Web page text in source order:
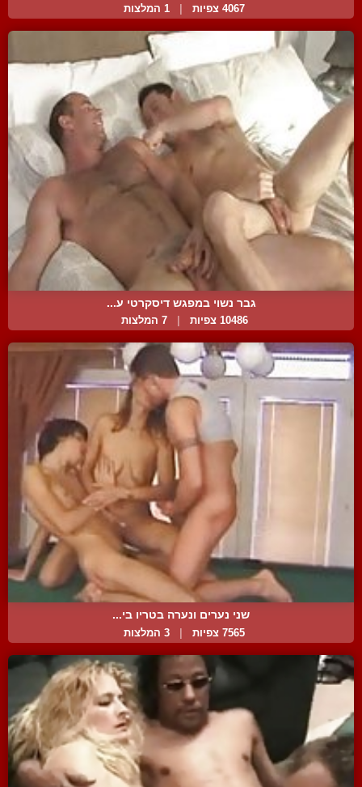
4067 צפיות | 1 המלצות
גבר נשוי במפגש דיסקרטי ע...
10486 צפיות 7 המלצות
שני נערים ונערה בטריו בי...
7565 צפיות 3 המלצות